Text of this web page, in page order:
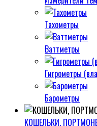
Тахометры
Ваттметры
Гигрометры
Барометры
КОШЕЛЬКИ,